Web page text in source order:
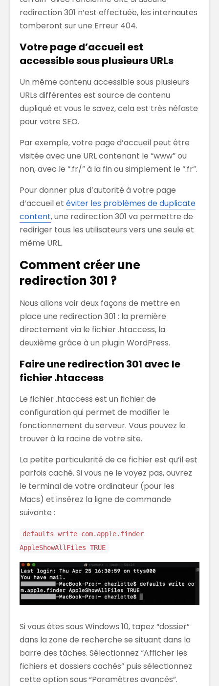
redirection 301 n’est effectuée, les internautes
tomberont sur une Erreur 404.
Votre page d’accueil est
accessible sous plusieurs URLs
Un même contenu accessible sous plusieurs
URLs différentes est source de contenu
dupliqué et vous le savez, cela est très néfaste
pour votre SEO.
Par exemple, votre page d’accueil peut être
visitée avec une URL contenant le “www” ou
non, avec le “.fr/” à la fin ou simplement le “.fr”.
Pour donner plus d’autorité à votre page
d’accueil et éviter les problèmes de duplicate
content, une redirection 301 va permettre de
rediriger tous les utilisateurs vers une seule et
même URL.
Comment créer une
redirection 301 ?
Nous allons voir deux façons de mettre en
place une redirection 301 : la première
directement via le fichier .htaccess, la
deuxième grâce à un plugin WordPress.
Faire une redirection 301 avec le
fichier .htaccess
Le fichier .htaccess est un fichier de
configuration qui permet de modifier le
fonctionnement du serveur. Vous pouvez le
trouver à la racine de votre site.
La petite particularité de ce fichier est qu’il est
parfois caché. Si vous ne le voyez pas, ouvrez
le terminal de votre ordinateur (pour les
Macs) et insérez la ligne de commande
suivante :
defaults write com.apple.finder
AppleShowAllFiles TRUE
Si vous êtes sous Windows 10, tapez “dossier”
dans la zone de recherche se situant dans la
barre des tâches. Sélectionnez “Afficher les
fichiers et dossiers cachés” puis sélectionnez
cette option sous “Paramètres avancés”.